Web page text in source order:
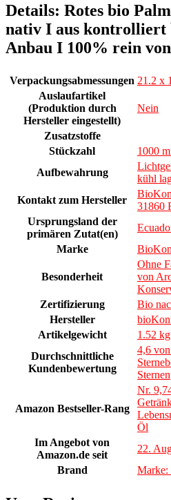
Details: Rotes bio
nativ I aus kontrolliert
Anbau I 100% rein
Verpackungsabmessungen 21.2 x
Auslaufartikel
(Produktion durch
Hersteller eingestellt)
Nein
Zusatzstoffe
Stückzahl
1000
Aufbewahrung
kühl
Kontakt zum Hersteller
31860
Ursprungsland der
primären Zutat(en)
Marke
Besonderheit
Ohne
von
Zertifizierung
Bio
Hersteller
Artikelgewicht
1.52 kg
Durchschnittliche
Kundenbewertung
4,6
Sternen
Amazon Bestseller-Rang
Nr.
Öl
Im Angebot von
Amazon.de seit
22.
Brand